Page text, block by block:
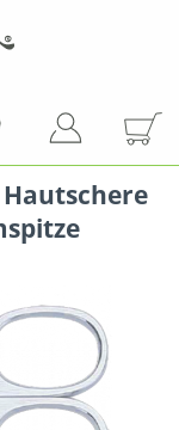
Hautschere